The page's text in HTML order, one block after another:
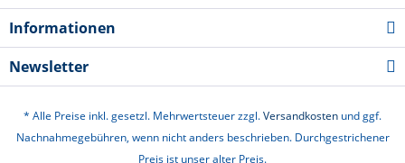
Informationen
Newsletter
* Alle Preise inkl. gesetzl. Mehrwertsteuer zzgl.Versandkosten und ggf.
Nachnahmegebühren, wenn nicht anders beschrieben. Durchgestrichener
Preis ist unser alter Preis.